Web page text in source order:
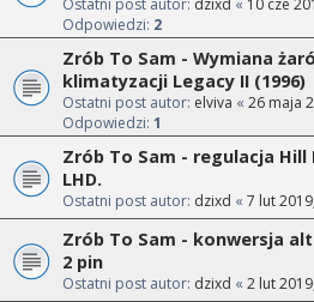
Ostatni post autor: dzixd « 10 cze
Odpowiedzi: 2
Zrób To Sam - Wymiana
klimatyzacji Legacy II (1996)
Ostatni post autor: elviva « 26 maja
Odpowiedzi: 1
Zrób To Sam - regulacja
LHD.
Ostatni post autor: dzixd « 7 lut
Zrób To Sam - konwersja
2 pin
Ostatni post autor: dzixd « 2 lut